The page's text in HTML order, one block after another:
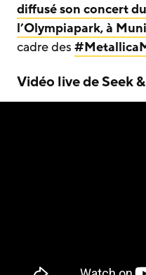
diffuséson concert
l’Olympiapark, à
cadre des
Vidéo live de Seek